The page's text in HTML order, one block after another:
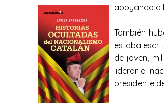
apoyando a
También
estaba
de joven,
liderar el
presidente